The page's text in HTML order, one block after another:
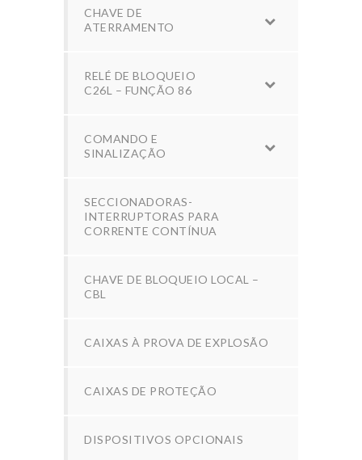
CHAVE DE
ATERRAMENTO
RELÉ DE BLOQUEIO
C26L – FUNÇÃO 86
COMANDO E
SINALIZAÇÃO
SECCIONADORAS-
INTERRUPTORAS PARA
CORRENTE CONTÍNUA
CHAVE DE BLOQUEIO LOCAL –
CBL
CAIXAS À PROVA DE EXPLOSÃO
CAIXAS DE PROTEÇÃO
DISPOSITIVOS OPCIONAIS